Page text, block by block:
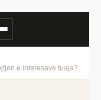
e interesave tuaja?